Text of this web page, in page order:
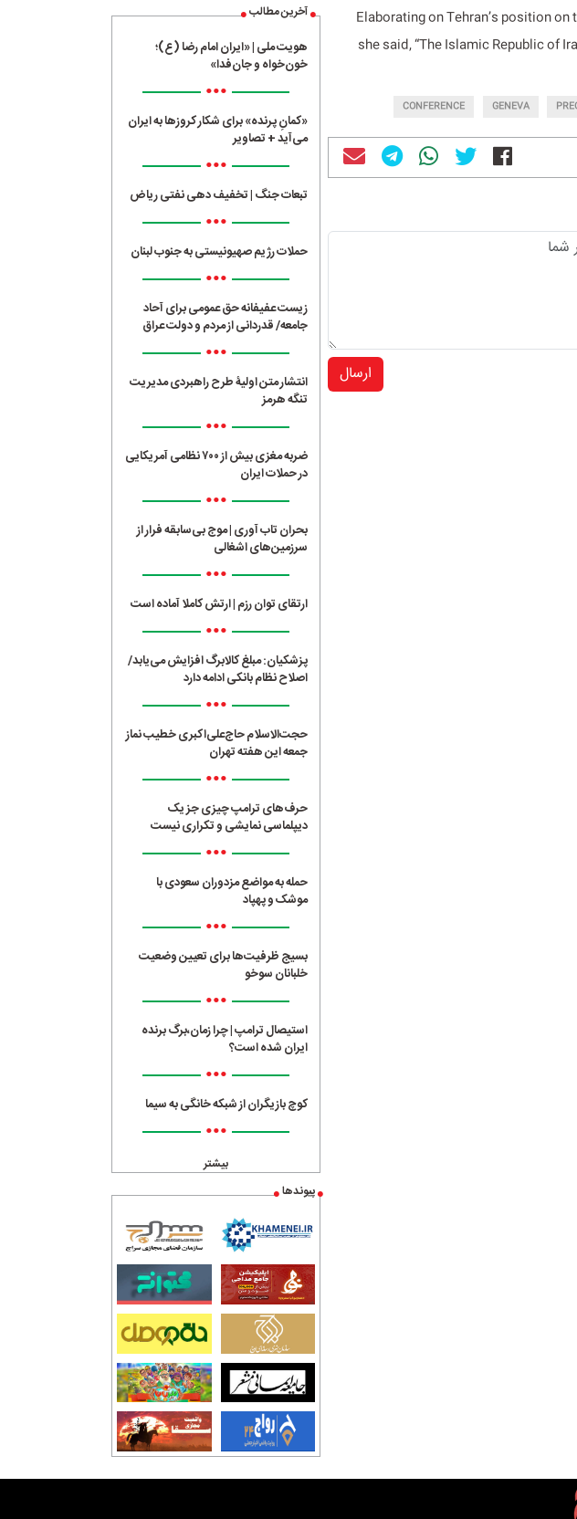
Elaborating on Tehran’s position
she said, “The Islamic Republic of
GENEVA
CONFERENCE
ارسال
آخرین مطالب
هویت ملی | «ایران امام رضا (ع)؛
خون‌خواه و جان‌فدا»
•••
«کمانِ پرنده» برای شکار کروزها به ایران
می‌آید + تصاویر
•••
تبعات جنگ | تخفیف دهی نفتی ریاض
•••
حملات رژیم صهیونیستی به جنوب لبنان
•••
زیست عفیفانه حق عمومی برای آحاد
جامعه/ قدردانی از مردم و دولت عراق
•••
انتشار متن اولیۀ طرح راهبردی مدیریت
تنگه هرمز
•••
ضربه مغزی بیش از ۷۰۰ نظامی آمریکایی
در حملات ایران
•••
بحران تاب آوری | موج بی‌سابقه فرار از
سرزمین‌های اشغالی
•••
ارتقای توان رزم | ارتش کاملا آماده است
•••
پزشکیان: مبلغ کالابرگ افزایش می‌یابد/
اصلاح نظام بانکی ادامه دارد
•••
حجت‌الاسلام حاج‌علی‌اکبری خطیب نماز
جمعه این هفته تهران
•••
حرف‌های ترامپ چیزی جز یک
دیپلماسی نمایشی و تکراری نیست
•••
حمله به مواضع مزدوران سعودی با
موشک و پهپاد
•••
بسیج ظرفیت‌ها برای تعیین وضعیت
خلبانان سوخو
•••
استیصال ترامپ | چرا زمان،برگ برنده
ایران شده است؟
•••
کوچ بازیگران از شبکه خانگی به سیما
•••
بیشتر
پیوندها